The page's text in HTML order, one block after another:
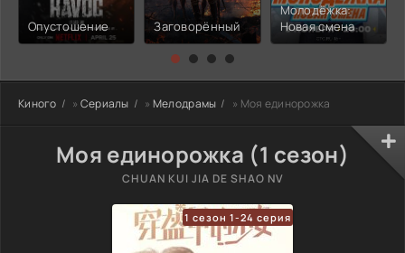
Опустошение Заговорённый
Молодёжка:
Новая смена
Киного » Сериалы » Мелодрамы » Моя единорожка
Моя единорожка (1 сезон)
CHUAN KUI JIA DE SHAO NV
1 сезон 1-24 серия